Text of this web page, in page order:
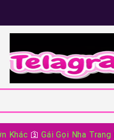
Khác 🛐Gái Gọi Nha Trang